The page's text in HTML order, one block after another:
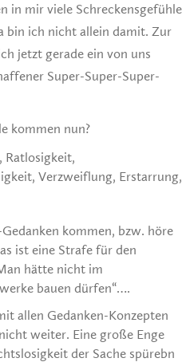
in mir viele Schreckensgefühle
bin ich nicht allein damit. Zur
jetzt gerade ein von uns
Super-Super-Super-
kommen nun?
Ratlosigkeit,
Verzweiflung, Erstarrung,
kommen, bzw. höre
ist eine Strafe für den
hätte nicht im
bauen dürfen“….
allen Gedanken-Konzepten
weiter. Eine große Enge
der Sache spürebn